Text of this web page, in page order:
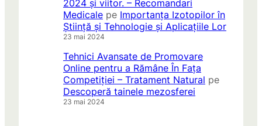
2024 și viitor. – Recomandari
Medicale pe Importanța Izotopilor în
Știință și Tehnologie și Aplicațiile Lor
23 mai 2024
Tehnici Avansate de Promovare
Online pentru a Rămâne În Fața
Competiției – Tratament Natural pe
Descoperă tainele mezosferei
23 mai 2024